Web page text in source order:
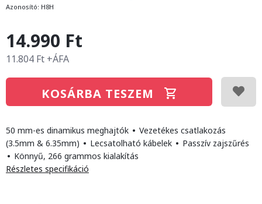
Azonosító: H8H
14.990 Ft
11.804 Ft +ÁFA
KOSÁRBA TESZEM
50 mm-es dinamikus meghajtók • Vezetékes csatlakozás
(3.5mm & 6.35mm) • Lecsatolható kábelek • Passzív zajszűrés
• Könnyű, 266 grammos kialakítás
Részletes specifikáció